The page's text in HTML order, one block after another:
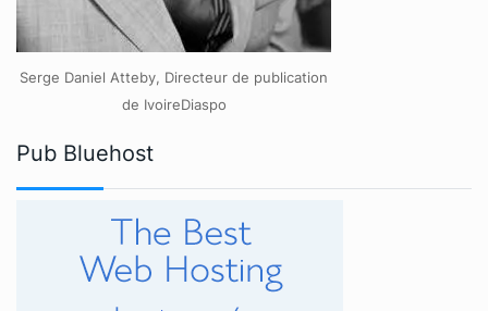
Serge Daniel Atteby, Directeur de publication
de IvoireDiaspo
Pub Bluehost